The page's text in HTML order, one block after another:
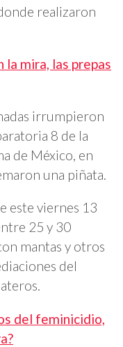
realizaron
la mira, las prepas
irrumpieron
8 de la
de México, en
una piñata.
este viernes 13
25 y 30
mantas y otros
del
del feminicidio,